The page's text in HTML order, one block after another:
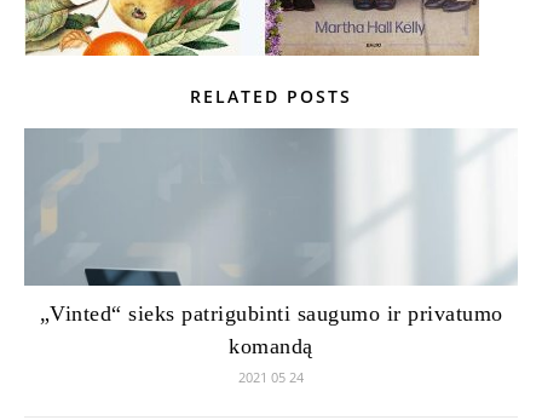
RELATED POSTS
„Vinted“ sieks patrigubinti saugumo ir privatumo
komandą
2021 05 24